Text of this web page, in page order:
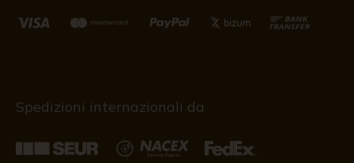
Spedizioni internazionali da